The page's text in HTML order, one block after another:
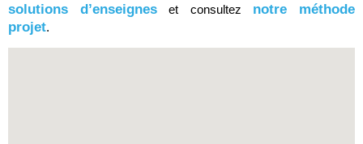
solutions d’enseignes et consultez notre méthode
projet.